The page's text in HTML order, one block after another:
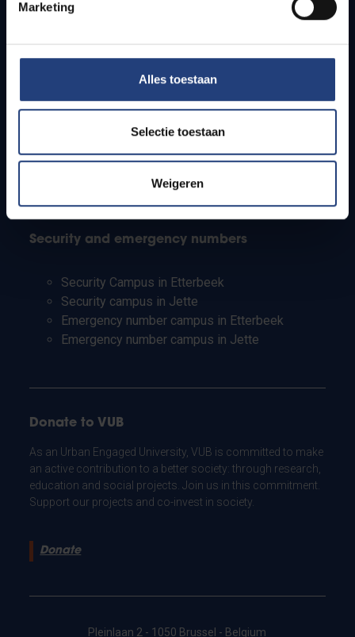
Marketing
Alles toestaan
Selectie toestaan
Weigeren
Students
PhD students
Teachers and secondary schools
Working students
Security and emergency numbers
Security Campus in Etterbeek
Security campus in Jette
Emergency number campus in Etterbeek
Emergency number campus in Jette
Donate to VUB
As an Urban Engaged University, VUB is committed to make
an active contribution to a better society: through research,
education and social projects. Join us in this commitment.
Support our projects and co-invest in society.
Donate
Pleinlaan 2 - 1050 Brussel - Belgium